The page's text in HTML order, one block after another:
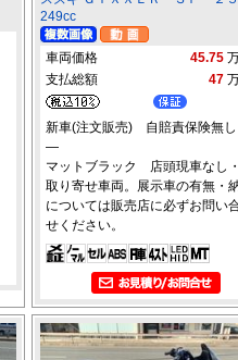
249cc
車両価格 45.75
支払総額
47
新車(注文販売) 自賠責保険無し
―
マットブラック 店頭現車なし
取り寄せ車両。展示車の有無・
については販売店に必ずお問い
せください。